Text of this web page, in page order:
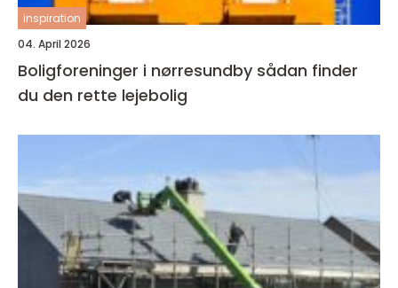
inspiration
04. April 2026
Boligforeninger i nørresundby sådan finder
du den rette lejebolig